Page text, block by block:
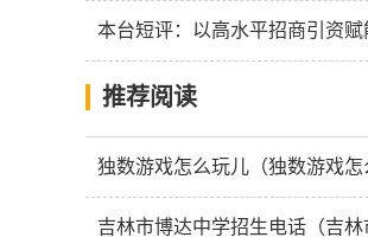
本台短评：以高水平招商引资
推荐阅读
独数游戏怎么玩儿（独数游戏怎
吉林市博达中学招生电话（吉林